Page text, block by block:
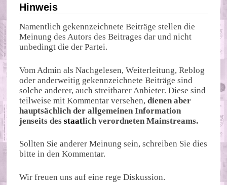
Hinweis
Namentlich gekennzeichnete Beiträge stellen die
Meinung des Autors des Beitrages dar und nicht
unbedingt die der Partei.
Vom Admin als Nachgelesen, Weiterleitung, Reblog
oder anderweitig gekennzeichnete Beiträge sind
solche anderer, auch streitbarer Anbieter. Diese sind
teilweise mit Kommentar versehen,dienen aber
hauptsächlich der allgemeinen Information
jenseits desstaatlich verordneten Mainstreams.
Sollten Sie anderer Meinung sein, schreiben Sie dies
bitte in den Kommentar.
Wir freuen uns auf eine rege Diskussion.